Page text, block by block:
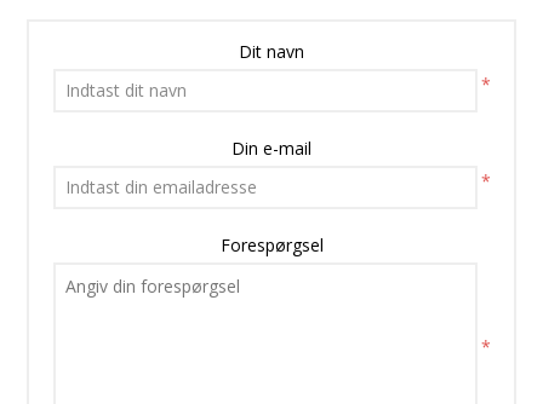
Dit navn
*
Din e-mail
*
Forespørgsel
*